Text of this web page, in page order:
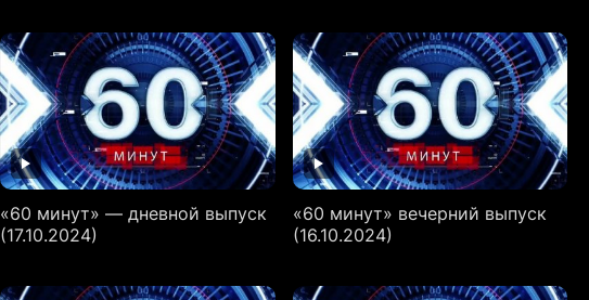
«60 минут» — дневной выпуск
(17.10.2024)
«60 минут» вечерний выпуск
(16.10.2024)